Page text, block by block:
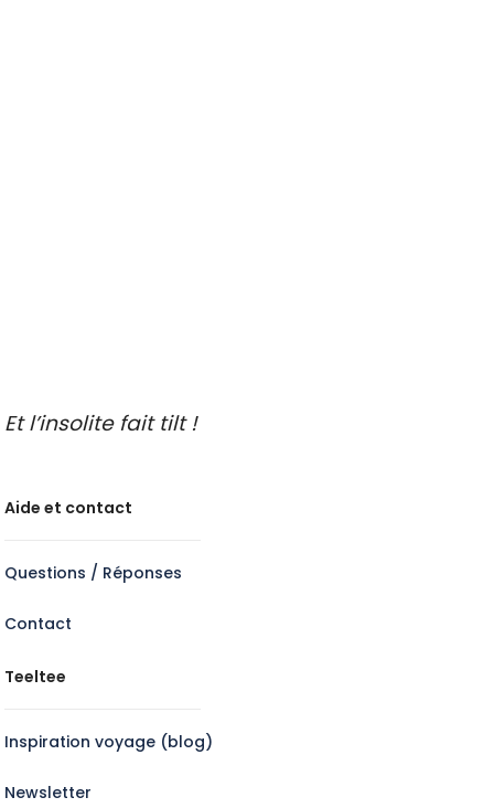
Et l’insolite fait tilt !
Aide et contact
Questions / Réponses
Contact
Teeltee
Inspiration voyage (blog)
Newsletter